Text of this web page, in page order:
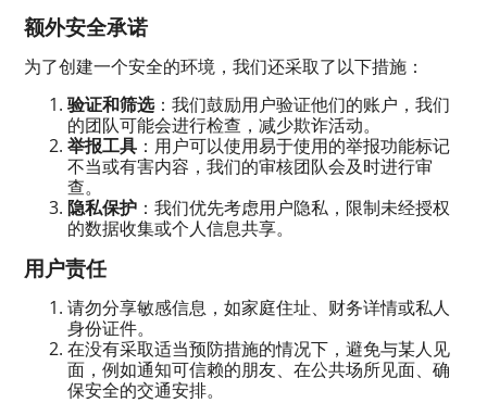
额外安全承诺
为了创建一个安全的环境，我们还采取了以下措施：
验证和筛选：我们鼓励用户验证他们的账户，我们
的团队可能会进行检查，减少欺诈活动。
举报工具 ：用户可以使用易于使用的举报功能标记
不当或有害内容，我们的审核团队会及时进行审
查。
隐私保护 ：我们优先考虑用户隐私，限制未经授权
的数据收集或个人信息共享。
用户责任
请勿分享敏感信息，如家庭住址、财务详情或私人
身份证件。
在没有采取适当预防措施的情况下，避免与某人见
面，例如通知可信赖的朋友、在公共场所见面、确
保安全的交通安排。